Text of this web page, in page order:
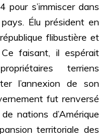
pour s’immiscer dans
Élu président en
flibustière et
Ce faisant, il espérait
terriens
l’annexion de son
fut renversé
nations d’Amérique
territoriale des